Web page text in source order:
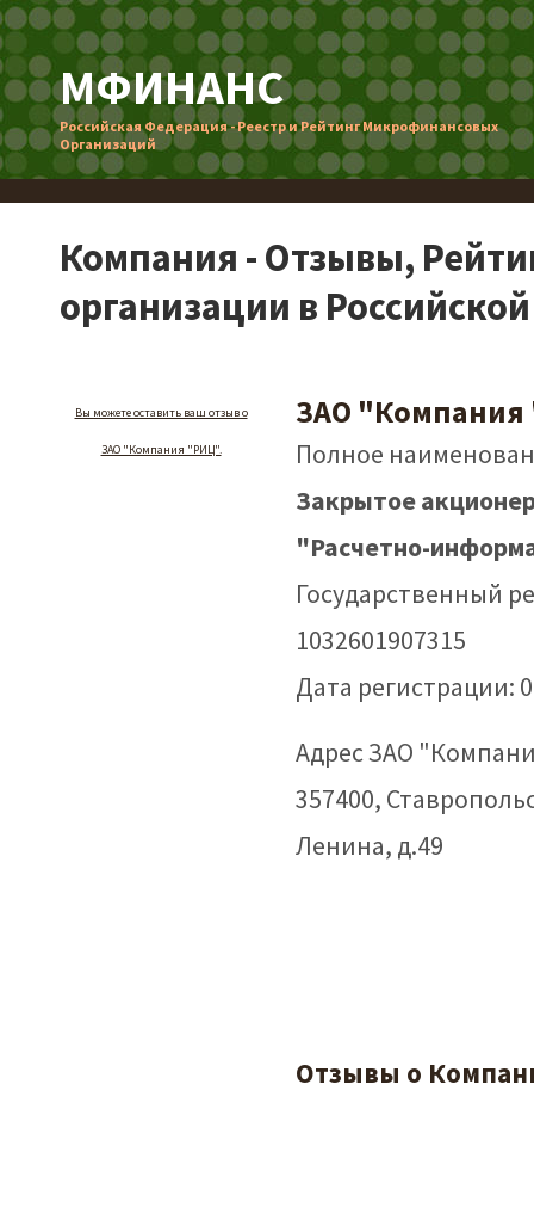
МФИНАНС
Российская Федерация - Реестр и Рейтинг Микрофинансовых
Организаций
Компания - Отзывы,
организации в
Вы можете оставить ваш отзыв о
ЗАО "Компания "РИЦ".
ЗАО
Полное
Закрытое
"Расчетно-
Государственный
1032601907315
Дата регистрации:
Адрес ЗАО
357400,
Ленина, д.49
Отзывы о